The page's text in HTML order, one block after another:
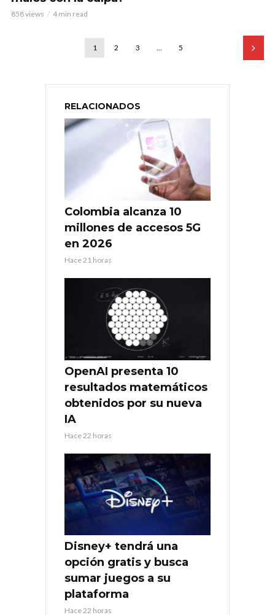
858 views 4 min read
1 2 3 … 5
RELACIONADOS
Colombia alcanza 10
millones de accesos 5G
en 2026
Hace 21 horas
OpenAI presenta 10
resultados matemáticos
obtenidos por su nueva
IA
Hace 22 horas
Disney+ tendrá una
opción gratis y busca
sumar juegos a su
plataforma
Hace 22 horas